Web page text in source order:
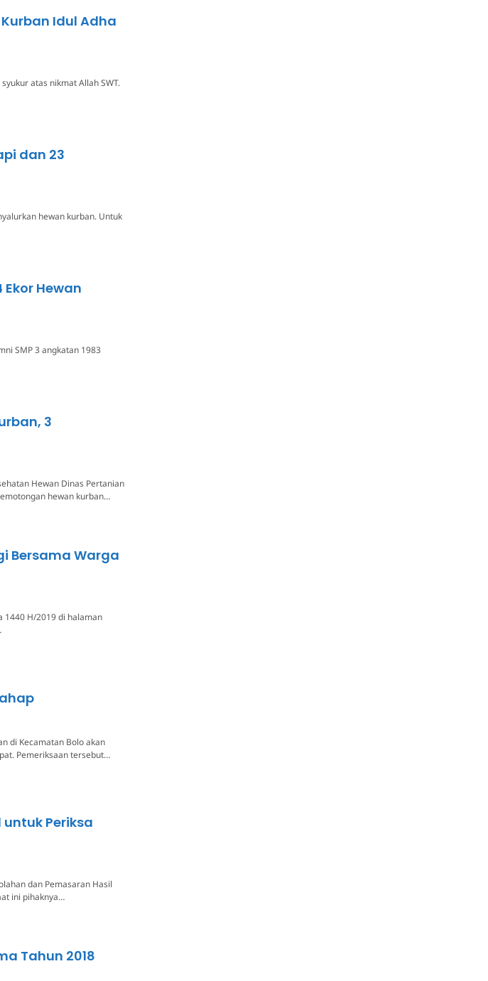
Idul Adha
atas nikmat Allah SWT.
dan 23
hewan kurban. Untuk
Hewan
SMP 3 angkatan 1983
3
Hewan Dinas Pertanian
hewan kurban…
Bersama Warga
1440 H/2019 di halaman
di Kecamatan Bolo akan
Pemeriksaan tersebut…
untuk Periksa
dan Pemasaran Hasil
ini pihaknya…
Tahun 2018